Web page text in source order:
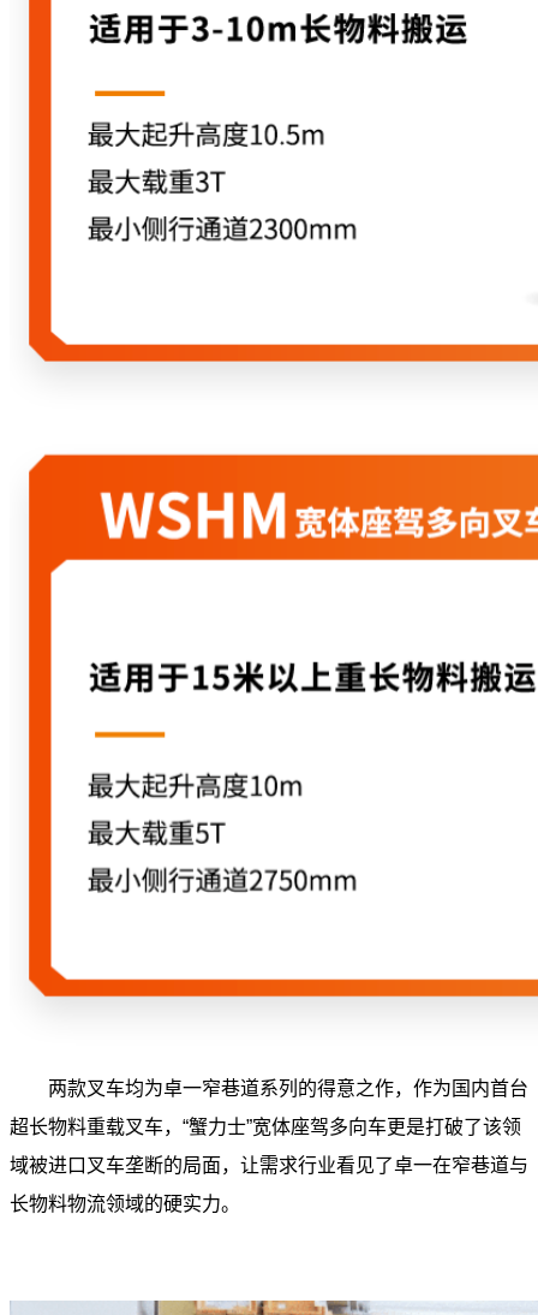
两款叉车均为卓一窄巷道系列的得意之作，作为国内首台
超长物料重载叉车，“蟹力士”宽体座驾多向车更是打破了该领
域被进口叉车垄断的局面，让需求行业看见了卓一在窄巷道与
长物料物流领域的硬实力。